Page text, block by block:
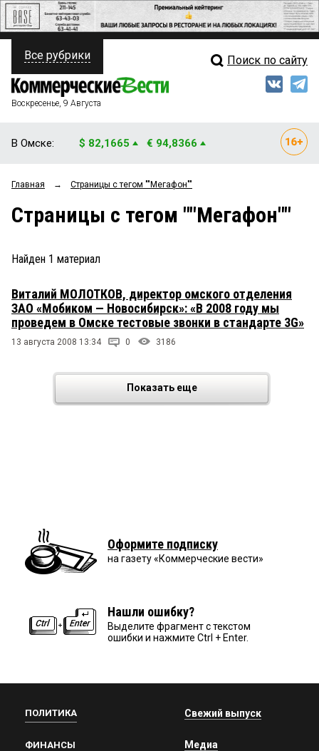
ПОЛИТИКА
ФИНАНСЫ
ОБЩЕСТВО
ЗАКОН
НОВОСТИ КОМПАНИЙ
СТИЛЬ ЖИЗНИ
Свежий выпуск
Мнения
Рейтинги
Все рубрики Поиск по сайту
Воскресенье, 9 Августа
В Омске: $ 82,1665 € 94,8366
Главная → Страницы c тегом ""Мегафон""
Страницы c тегом ""Мегафон""
Найден 1 материал
Виталий МОЛОТКОВ, директор омского отделения
ЗАО «Мобиком — Новосибирск»: «В 2008 году мы
проведем в Омске тестовые звонки в стандарте 3G»
13 августа 2008 13:34 0 3186
Показать еще
Оформите подписку
на газету «Коммерческие вести»
Нашли ошибку?
Выделите фрагмент с текстом
ошибки и нажмите Ctrl + Enter.
ПОЛИТИКА
ФИНАНСЫ
Свежий выпуск
Медиа